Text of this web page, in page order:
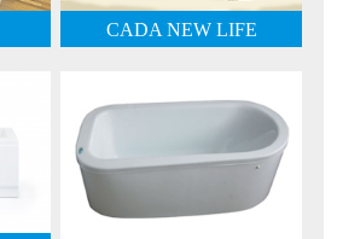
CADA NEW LIFE